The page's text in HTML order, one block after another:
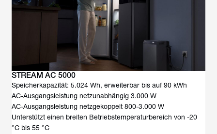
STREAM AC 5000
Speicherkapazität: 5.024 Wh, erweiterbar bis auf 90 kWh
AC-Ausgangsleistung netzunabhängig 3.000 W
AC-Ausgangsleistung netzgekoppelt 800-3.000 W
Unterstützt einen breiten Betriebstemperaturbereich von -20
°C bis 55 °C